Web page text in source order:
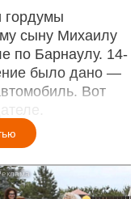
гордумы
сыну Михаилу
по Барнаулу. 14-
было дано —
Вот